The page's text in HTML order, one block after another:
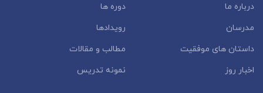
درباره ما
دوره ها
مدرسان
رویدادها
داستان‌ های موفقیت
مطالب و مقالات
اخبار روز
نمونه تدریس